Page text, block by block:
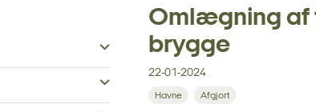
Omlægning af
brygge
22-01-2024
Havne Afgjort